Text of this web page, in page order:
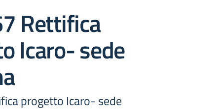
Rettifica
Icaro- sede
progetto Icaro- sede